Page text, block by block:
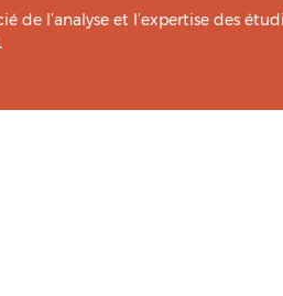
de l’analyse et l’expertise des
.